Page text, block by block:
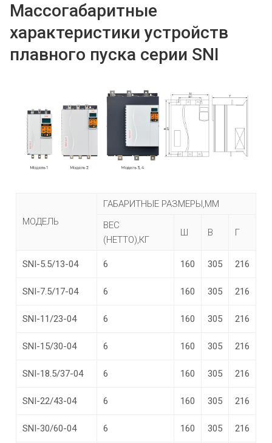
Массогабаритные
характеристики устройств
плавного пуска серии SNI
МОДЕЛЬ
ГАБАРИТНЫЕ РАЗМЕРЫ,ММ
ВЕС
(НЕТТО),КГ
Ш В Г
SNI-5.5/13-04 6 160 305 216
SNI-7.5/17-04 6 160 305 216
SNI-11/23-04 6 160 305 216
SNI-15/30-04 6 160 305 216
SNI-18.5/37-04 6 160 305 216
SNI-22/43-04 6 160 305 216
SNI-30/60-04 6 160 305 216